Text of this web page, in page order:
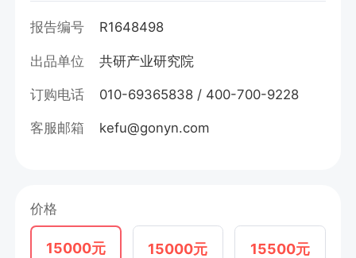
报告编号 R1648498
出品单位 共研产业研究院
订购电话 010-69365838 / 400-700-9228
客服邮箱 kefu@gonyn.com
价格
15000元 15000元 15500元